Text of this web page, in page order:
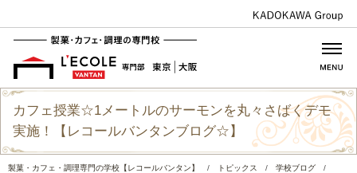
カフェ授業☆1メートルのサーモンを丸々さばくデモ
実施！【レコールバンタンブログ☆】
製菓・カフェ・調理専門の学校【レコールバンタン】 / トピックス / 学校ブログ
/